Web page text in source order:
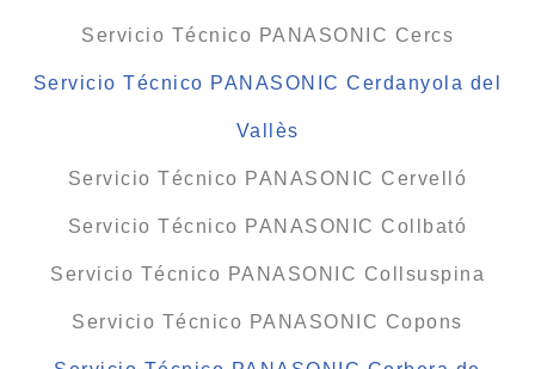
Servicio Técnico PANASONIC Cercs
Servicio Técnico PANASONIC Cerdanyola del
Vallès
Servicio Técnico PANASONIC Cervelló
Servicio Técnico PANASONIC Collbató
Servicio Técnico PANASONIC Collsuspina
Servicio Técnico PANASONIC Copons